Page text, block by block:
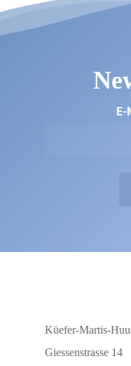
E-
Küefer-Martis-
Giessenstrasse 14